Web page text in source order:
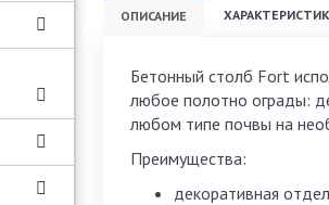
ОПИСАНИЕ
Бетонный столб Fort
любое полотно ограды:
любом типе почвы на
Преимущества:
декоративная